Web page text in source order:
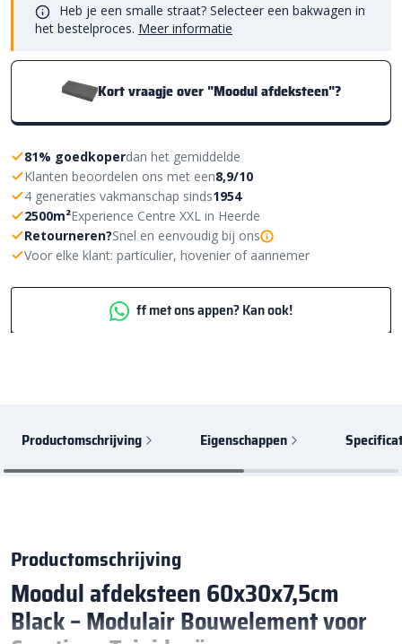
Heb je een smalle straat? Selecteer een bakwagen in
het bestelproces. Meer informatie
Kort vraagje over "Moodul afdeksteen"?
81% goedkoperdan het gemiddelde
Klanten beoordelen ons met een8,9/10
4 generaties vakmanschap sinds1954
2500m²Experience Centre XXL in Heerde
Retourneren?Snel en eenvoudig bij ons
Voor elke klant: particulier, hovenier of aannemer
ff met ons appen? Kan ook!
Productomschrijving Eigenschappen
Productomschrijving
Moodul afdeksteen 60x30x7,5cm
Black – Modulair Bouwelement voor